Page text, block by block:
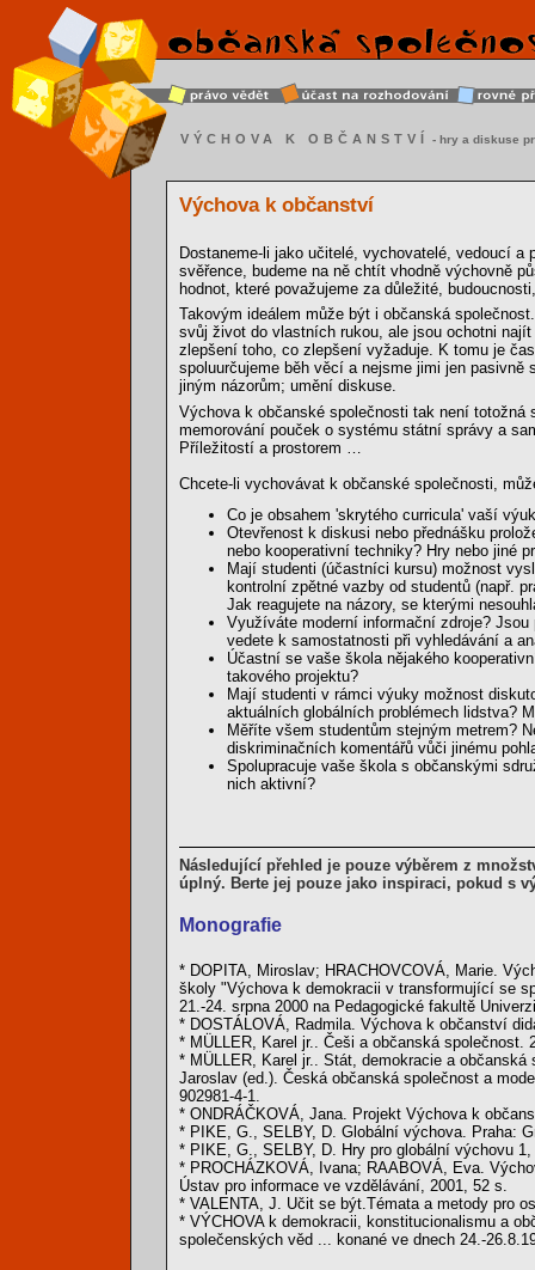
VÝCHOVA K OBČANSTVÍ - hry a diskuse
Výchova k občanství
Dostaneme-li jako učitelé, vychovatelé, vedoucí
svěřence, budeme na ně chtít vhodně výchovně
hodnot, které považujeme za důležité,
Takovým ideálem může být i občanská
svůj život do vlastních rukou, ale jsou ochotni
zlepšení toho, co zlepšení vyžaduje. K tomu je
spoluurčujeme běh věcí a nejsme jimi jen
jiným názorům; umění diskuse.
Výchova k občanské společnosti tak není
memorování pouček o systému státní správy a
Příležitostí a prostorem …
Chcete-li vychovávat k občanské společnosti,
Co je obsahem 'skrytého curricula' vaší
Otevřenost k diskusi nebo přednášku
nebo kooperativní techniky? Hry nebo jiné
Mají studenti (účastníci kursu) možnost
kontrolní zpětné vazby od studentů (např.
Jak reagujete na názory, se kterými
Využíváte moderní informační zdroje?
vedete k samostatnosti při vyhledávání a
Účastní se vaše škola nějakého
takového projektu?
Mají studenti v rámci výuky možnost
aktuálních globálních problémech lidstva?
Měříte všem studentům stejným metrem?
diskriminačních komentářů vůči jinému
Spolupracuje vaše škola s občanskými
nich aktivní?
Následující přehled je pouze výběrem z
úplný. Berte jej pouze jako inspiraci, pokud s
Monografie
* DOPITA, Miroslav; HRACHOVCOVÁ, Marie.
školy "Výchova k demokracii v transformující se
21.-24. srpna 2000 na Pedagogické fakultě
* DOSTÁLOVÁ, Radmila. Výchova k občanství
* MÜLLER, Karel jr.. Češi a občanská
* MÜLLER, Karel jr.. Stát, demokracie a
Jaroslav (ed.). Česká občanská společnost a
902981-4-1.
* ONDRÁČKOVÁ, Jana. Projekt Výchova k
* PIKE, G., SELBY, D. Globální výchova. Praha:
* PIKE, G., SELBY, D. Hry pro globální výchovu
* PROCHÁZKOVÁ, Ivana; RAABOVÁ, Eva.
Ústav pro informace ve vzdělávání, 2001, 52 s.
* VALENTA, J. Učit se být.Témata a metody pro
* VÝCHOVA k demokracii, konstitucionalismu a
společenských věd ... konané ve dnech 24.-